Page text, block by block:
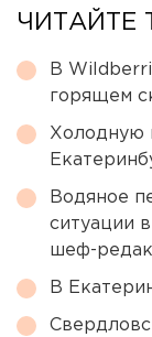
ЧИТАЙТЕ
В
горящем
Холодную
Водяное
ситуации
шеф-
В